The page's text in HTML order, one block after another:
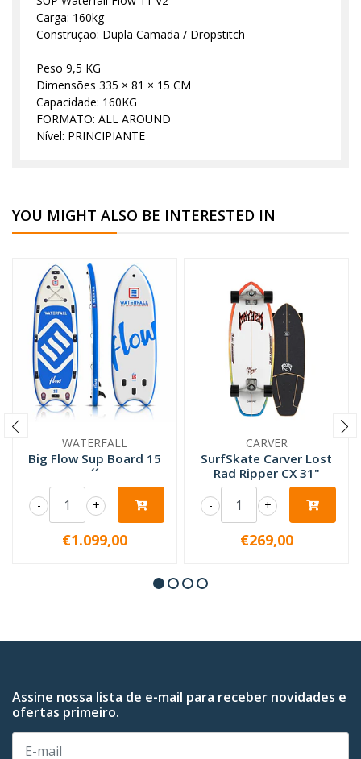
Carga: 160kg
Construção: Dupla Camada / Dropstitch
Peso 9,5 KG
Dimensões 335 × 81 × 15 CM
Capacidade: 160KG
FORMATO: ALL AROUND
Nível: PRINCIPIANTE
YOU MIGHT ALSO BE INTERESTED IN
WATERFALL
Big Flow Sup Board 15
´´
+
-
€1.099,00
CARVER
SurfSkate Carver Lost
Rad Ripper CX 31"
+
-
€269,00
Assine nossa lista de e-mail para receber novidades e
ofertas primeiro.